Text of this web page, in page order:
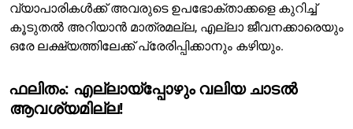
വ്യാപാരികൾക്ക് അവരുടെ ഉപഭോക്താക്കളെ കുറിച്ച്
കൂടുതൽ അറിയാൻ മാത്രമല്ല, എല്ലാ ജീവനക്കാരെയും
ഒരേ ലക്ഷ്യത്തിലേക്ക് പ്രേരിപ്പിക്കാനും കഴിയും.
ഫലിതം: എല്ലായ്പ്പോഴും വലിയ ചാടൽ
ആവശ്യമില്ല!